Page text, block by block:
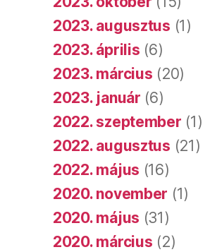
2023. augusztus (1)
2023. április (6)
2023. március (20)
2023. január (6)
2022. szeptember (1)
2022. augusztus (21)
2022. május (16)
2020. november (1)
2020. május (31)
2020. március (2)